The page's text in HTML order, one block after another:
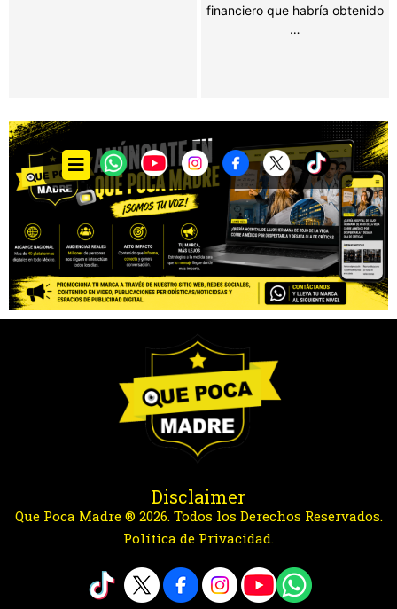
como “Los …
Disclaimer
Que Poca Madre ® 2026. Todos los Derechos Reservados.
Política de Privacidad.